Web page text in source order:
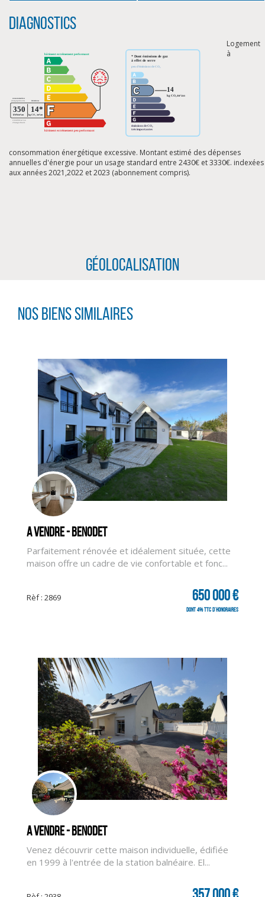
CLIQUER ICI POUR AGRANDIR
CLIQUER ICI POUR AGRANDIR
Diagnostics
Logement
à
consommation énergétique excessive. Montant estimé des dépenses
annuelles d'énergie pour un usage standard entre 2430€ et 3330€. indexées
aux années 2021,2022 et 2023 (abonnement compris).
Géolocalisation
Nos biens similaires
A vendre - BENODET
Parfaitement rénovée et idéalement située, cette
maison offre un cadre de vie confortable et fonc...
Rèf : 2869 650 000 €
dont 4% TTC d'honoraires
A vendre - BENODET
Venez découvrir cette maison individuelle, édifiée
en 1999 à l'entrée de la station balnéaire. El...